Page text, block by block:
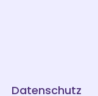
Datenschutz